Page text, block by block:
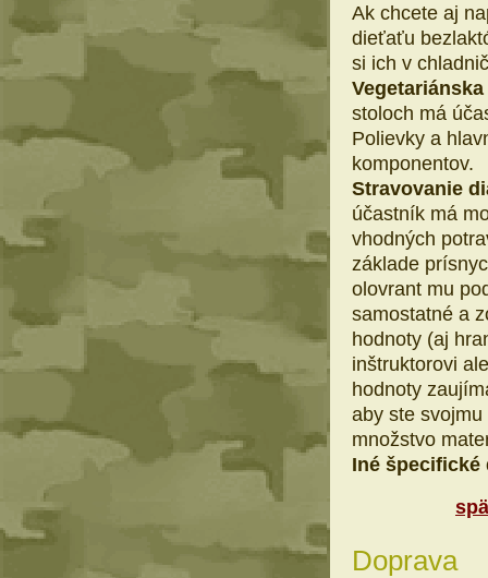
Ak chcete aj
dieťaťu
si ich v
stoloch má
Polievky a
komponentov.
Stravovanie
účastník má
vhodných
základe
olovrant mu
samostatné a
hodnoty (aj
inštruktorovi
hodnoty
aby ste
množstvo
Iné špecifické
Doprava